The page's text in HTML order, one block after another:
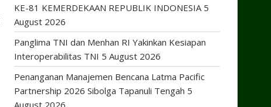
KE-81 KEMERDEKAAN REPUBLIK INDONESIA 5
August 2026
Panglima TNI dan Menhan RI Yakinkan Kesiapan
Interoperabilitas TNI 5 August 2026
Penanganan Manajemen Bencana Latma Pacific
Partnership 2026 Sibolga Tapanuli Tengah 5
August 2026